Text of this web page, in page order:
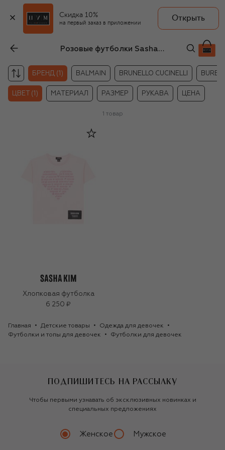
Скидка 10%
на первый заказ в приложении
Открыть
Розовые футболки Sasha Kim для девочек
БРЕНД (1) BALMAIN BRUNELLO CUCINELLI
ЦВЕТ (1) МАТЕРИАЛ РАЗМЕР РУКАВА ЦЕНА
1 товар
Хлопковая футболка
6 250 ₽
Главная Детские товары
Одежда для девочек
Футболки и топы для девочек
Футболки для девочек
ПОДПИШИТЕСЬ НА РАССЫЛКУ
Чтобы первыми узнавать об эксклюзивных новинках и
специальных предложениях
Женское Мужское